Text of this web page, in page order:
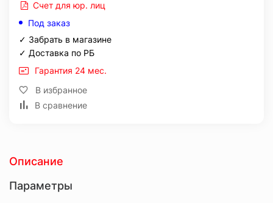
Счет для юр. лиц
Под заказ
✓ Забрать в магазине
✓ Доставка по РБ
Гарантия 24 мес.
В избранное
В сравнение
Описание
Параметры